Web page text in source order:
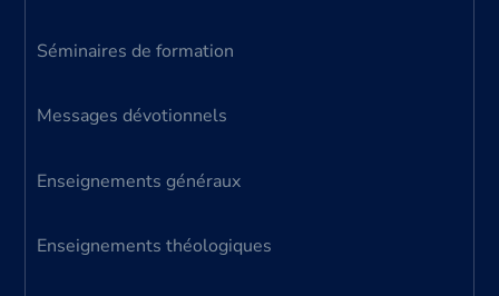
Séminaires de formation
Messages dévotionnels
Enseignements généraux
Enseignements théologiques